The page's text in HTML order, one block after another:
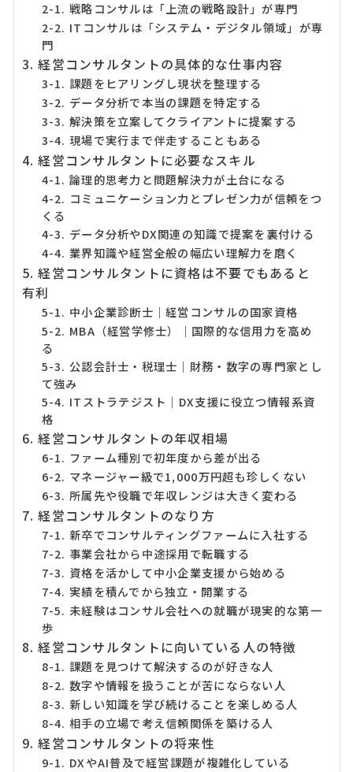
2-1. 戦略コンサルは「上流の戦略設計」が専門
2-2. ITコンサルは「システム・デジタル領域」が専
門
3. 経営コンサルタントの具体的な仕事内容
3-1. 課題をヒアリングし現状を整理する
3-2. データ分析で本当の課題を特定する
3-3. 解決策を立案してクライアントに提案する
3-4. 現場で実行まで伴走することもある
4. 経営コンサルタントに必要なスキル
4-1. 論理的思考力と問題解決力が土台になる
4-2. コミュニケーション力とプレゼン力が信頼をつ
くる
4-3. データ分析やDX関連の知識で提案を裏付ける
4-4. 業界知識や経営全般の幅広い理解力を磨く
5. 経営コンサルタントに資格は不要でもあると
有利
5-1. 中小企業診断士｜経営コンサルの国家資格
5-2. MBA（経営学修士）｜国際的な信用力を高め
る
5-3. 公認会計士・税理士｜財務・数字の専門家とし
て強み
5-4. ITストラテジスト｜DX支援に役立つ情報系資
格
6. 経営コンサルタントの年収相場
6-1. ファーム種別で初年度から差が出る
6-2. マネージャー級で1,000万円超も珍しくない
6-3. 所属先や役職で年収レンジは大きく変わる
7. 経営コンサルタントのなり方
7-1. 新卒でコンサルティングファームに入社する
7-2. 事業会社から中途採用で転職する
7-3. 資格を活かして中小企業支援から始める
7-4. 実績を積んでから独立・開業する
7-5. 未経験はコンサル会社への就職が現実的な第一
歩
8. 経営コンサルタントに向いている人の特徴
8-1. 課題を見つけて解決するのが好きな人
8-2. 数字や情報を扱うことが苦にならない人
8-3. 新しい知識を学び続けることを楽しめる人
8-4. 相手の立場で考え信頼関係を築ける人
9. 経営コンサルタントの将来性
9-1. DXやAI普及で経営課題が複雑化している